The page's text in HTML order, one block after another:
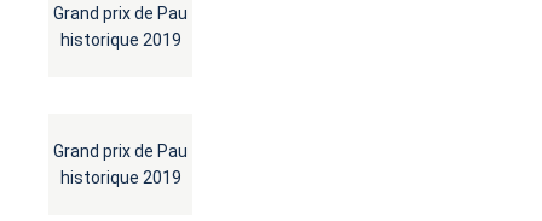
Grand prix de Pau
historique 2019
Grand prix de Pau
historique 2019